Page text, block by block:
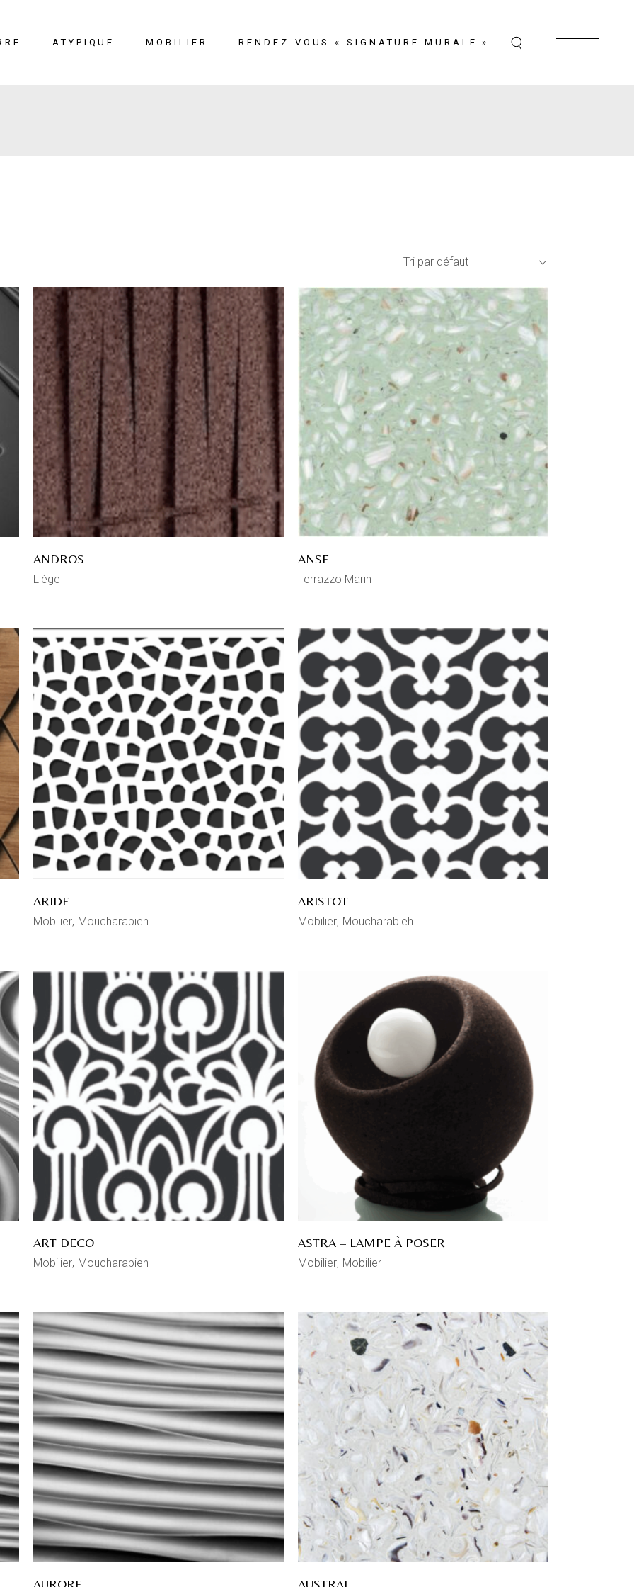
ATYPIQUE MOBILIER RENDEZ-VOUS « SIGNATURE MURALE »
Tri par défaut
ANDROS
Liège
ANSE
Terrazzo Marin
ARIDE
Mobilier Moucharabieh
ARISTOT
Mobilier Moucharabieh
ART DECO
Mobilier Moucharabieh
ASTRA – LAMPE À POSER
Mobilier Mobilier